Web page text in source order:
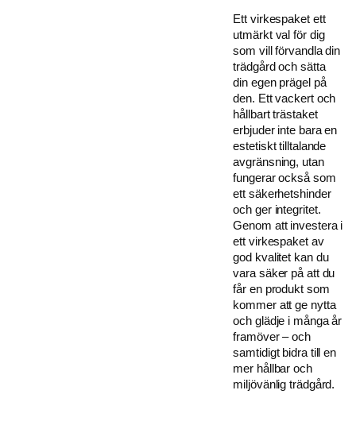
Ett virkespaket ett
utmärkt val för dig
som vill förvandla din
trädgård och sätta
din egen prägel på
den. Ett vackert och
hållbart trästaket
erbjuder inte bara en
estetiskt tilltalande
avgränsning, utan
fungerar också som
ett säkerhetshinder
och ger integritet.
Genom att investera i
ett virkespaket av
god kvalitet kan du
vara säker på att du
får en produkt som
kommer att ge nytta
och glädje i många år
framöver – och
samtidigt bidra till en
mer hållbar och
miljövänlig trädgård.